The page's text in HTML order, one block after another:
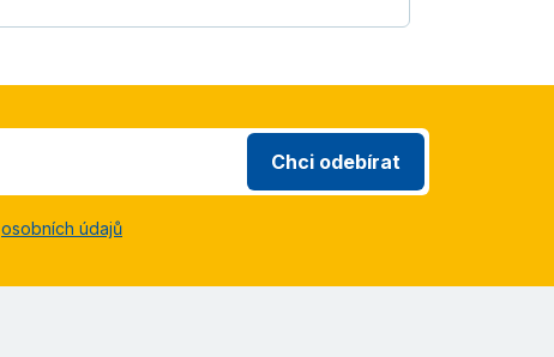
Chci odebírat
osobních údajů